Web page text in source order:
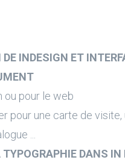
INDESIGN ET
ou pour le web
pour une carte de visite,
...
DANS IN